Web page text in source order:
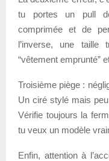
tu portes un pull
comprimée et de
l’inverse, une taille
“vêtement emprunté”
Troisième piège :
Un ciré stylé mais
Vérifie toujours la
tu veux un modèle
Enfin, attention à